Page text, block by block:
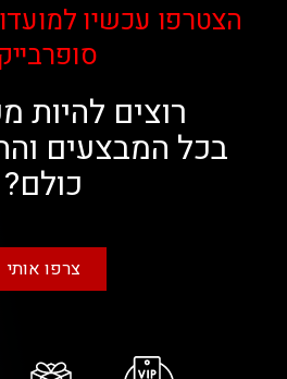
הצטרפו עכשיו
רוצים להיות
בכל המבצעים
כולם?
צרפו אותי